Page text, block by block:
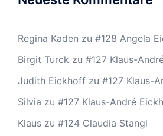
Regina Kaden zu #128 Angela
Birgit Turck zu #127 Klaus-
Judith Eickhoff zu #127 Klaus-
Silvia zu #127 Klaus-André
Klaus zu #124 Claudia Stangl